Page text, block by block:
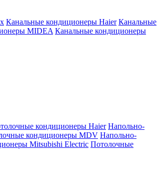
Канальные кондиционеры Haier Канальные
MIDEA Канальные кондиционеры
кондиционеры Haier Напольно-
кондиционеры MDV Напольно-
Mitsubishi Electric Потолочные